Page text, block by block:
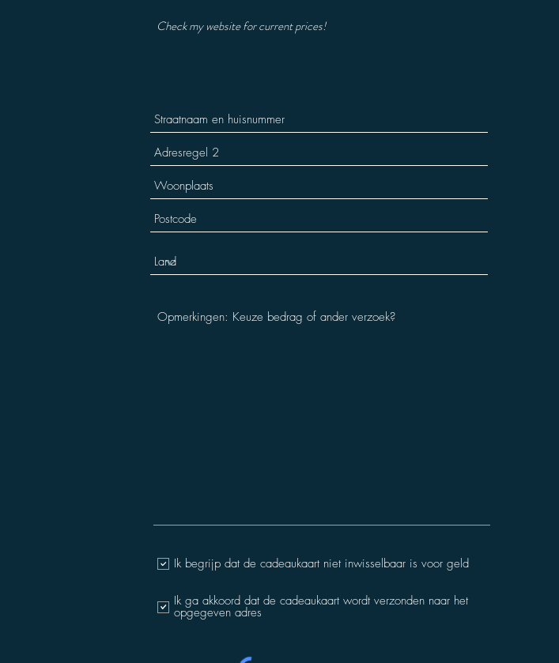
Check my website for current prices!
Ik begrijp dat de cadeaukaart niet inwisselbaar is voor geld
Ik ga akkoord dat de cadeaukaart wordt verzonden naar het
opgegeven adres